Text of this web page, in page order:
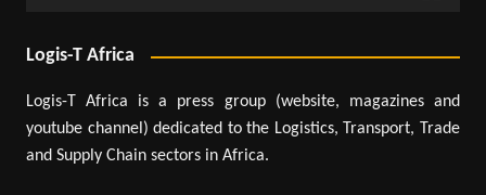
Logis-T Africa
Logis-T Africa is a press group (website, magazines and
youtube channel) dedicated to the Logistics, Transport, Trade
and Supply Chain sectors in Africa.